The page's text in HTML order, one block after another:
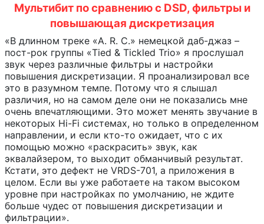
Мультибит по сравнению с DSD, фильтры и
повышающая дискретизация
«В длинном треке «A. R. C.» немецкой даб-джаз –
пост-рок группы «Tied & Tickled Trio» я прослушал
звук через различные фильтры и настройки
повышения дискретизации. Я проанализировал все
это в разумном темпе. Потому что я слышал
различия, но на самом деле они не показались мне
очень впечатляющими. Это может менять звучание в
некоторых Hi-Fi системах, но только в определенном
направлении, и если кто-то ожидает, что с их
помощью можно «раскрасить» звук, как
эквалайзером, то выходит обманчивый результат.
Кстати, это дефект не VRDS-701, а приложения в
целом. Если вы уже работаете на таком высоком
уровне при настройках по умолчанию, не ждите
больше чудес от повышения дискретизации и
фильтрации».